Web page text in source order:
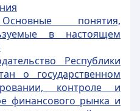
понятия,
в настоящем
Республики
о государственном
контроле и
финансового рынка и